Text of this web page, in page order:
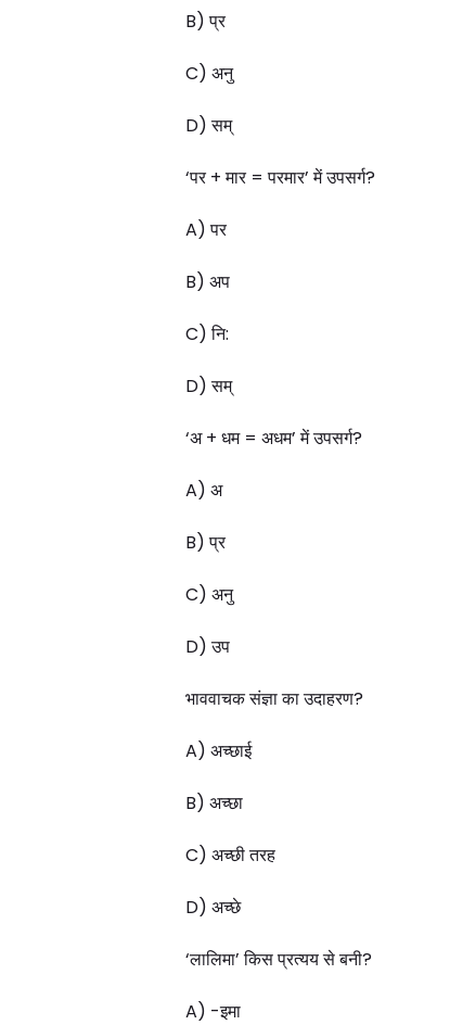
B) प्र
C) अनु
D) सम्
‘पर + मार = परमार’ में उपसर्ग?
A) पर
B) अप
C) नि:
D) सम्
‘अ + धम = अधम’ में उपसर्ग?
A) अ
B) प्र
C) अनु
D) उप
भाववाचक संज्ञा का उदाहरण?
A) अच्छाई
B) अच्छा
C) अच्छी तरह
D) अच्छे
‘लालिमा’ किस प्रत्यय से बनी?
A) -इमा